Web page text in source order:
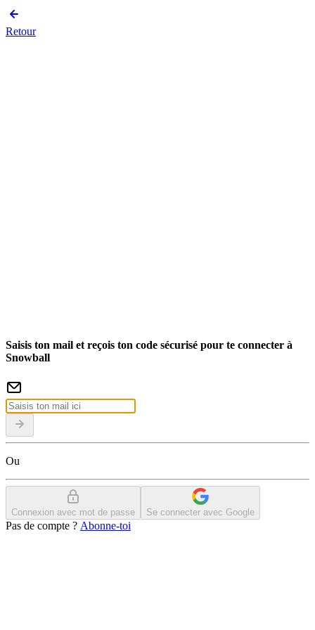
Retour
Saisis ton mail et reçois ton code sécurisé pour te connecter à
Snowball
Ou
Connexion avec mot de passe Se connecter avec Google
Pas de compte ? Abonne-toi